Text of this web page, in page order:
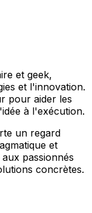
et geek,
et l'innovation.
pour aider les
à l'exécution.
un regard
et
passionnés
concrètes.